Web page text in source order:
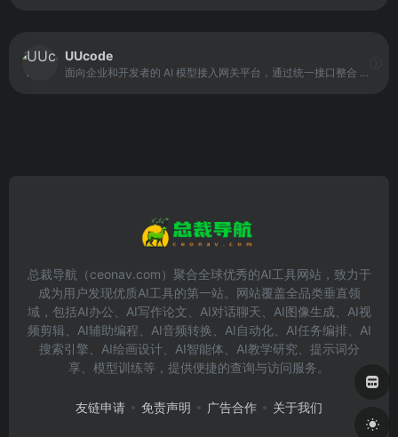
UUcode
面向企业和开发者的 AI 模型接入网关平台，通过统一接口整合 OpenAI、Anthropic 等顶尖实验室的模型成果，提供直连、低延迟、高并发的 API 服务。
总裁导航（ceonav.com）聚合全球优秀的AI工具网站，致力于
成为用户发现优质AI工具的第一站。网站覆盖全品类垂直领
域，包括AI办公、AI写作论文、AI对话聊天、AI图像生成、AI视
频剪辑、AI辅助编程、AI音频转换、AI自动化、AI任务编排、AI
搜索引擎、AI绘画设计、AI智能体、AI教学研究、提示词分
享、模型训练等，提供便捷的查询与访问服务。
友链申请 免责声明 广告合作 关于我们